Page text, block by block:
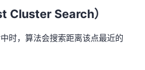
Cluster Search）
时，算法会搜索距离该点最近的